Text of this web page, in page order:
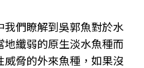
們瞭解到吳郭魚對於水
地纖弱的原生淡水魚種而
脅的外來魚種，如果沒